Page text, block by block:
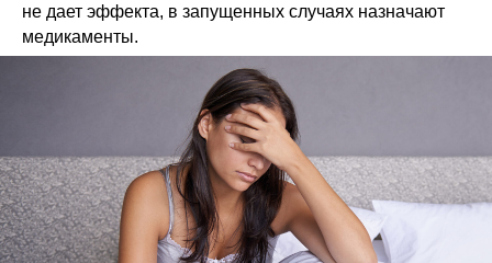
не дает эффекта, в запущенных случаях назначают
медикаменты.